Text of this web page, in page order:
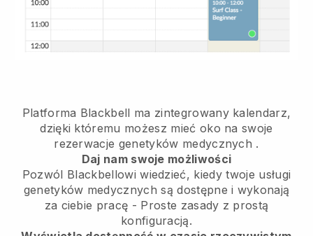
Platforma Blackbell ma zintegrowany kalendarz,
dzięki któremu możesz mieć oko na swoje
rezerwacje genetyków medycznych .
Daj nam swoje możliwości
Pozwól Blackbellowi wiedzieć, kiedy twoje usługi
genetyków medycznych są dostępne i wykonają
za ciebie pracę - Proste zasady z prostą
konfiguracją.